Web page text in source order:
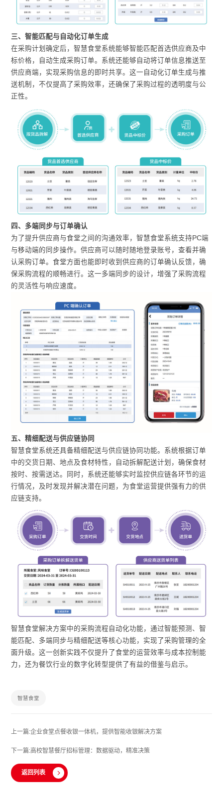
三、智能匹配与自动化订单生成
在采购计划确定后，智慧食堂系统能够智能匹配首选供应商及中
标价格，自动生成采购订单。系统还能够自动将订单信息推送至
供应商端，实现采购信息的即时共享。这一自动化订单生成与推
送机制，不仅提高了采购效率，还确保了采购过程的透明度与公
正性。
四、多端同步与订单确认
为了提升供应商与食堂之间的沟通效率，智慧食堂系统支持PC端
与移动端的同步操作。供应商可以随时随地登录账号，查看并确
认采购订单。食堂方面也能即时收到供应商的订单确认反馈，确
保采购流程的顺畅进行。这一多端同步的设计，增强了采购流程
的灵活性与响应速度。
五、精细配送与供应链协同
智慧食堂系统还具备精细配送与供应链协同功能。系统根据订单
中的交货日期、地点及食材特性，自动拆解配送计划，确保食材
按时、按需送达。同时，系统还能够实时监控供应链各环节的运
行情况，及时发现并解决潜在问题，为食堂运营提供强有力的供
应链支持。
智慧食堂解决方案中的采购流程自动化功能，通过智能预测、智
能匹配、多端同步与精细配送等核心功能，实现了采购管理的全
面升级。这一创新实践不仅提升了食堂的运营效率与成本控制能
力，还为餐饮行业的数字化转型提供了有益的借鉴与启示。
智慧食堂
上一篇:企业食堂点餐收银一体机，提供智能收银解决方案
下一篇:高校智慧餐厅招标管理：数据驱动，精准决策
返回列表